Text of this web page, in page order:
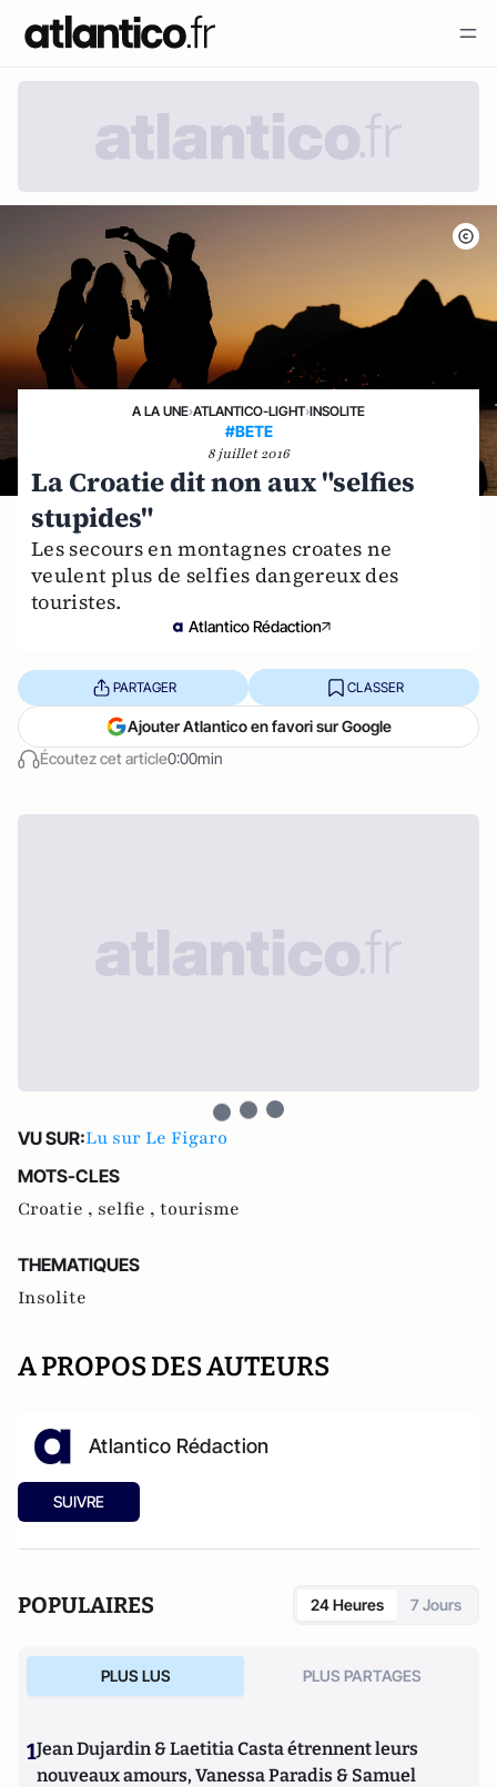
A LA UNE›ATLANTICO-LIGHT›INSOLITE
#BETE
8 juillet 2016
La Croatie dit non aux "selfies
stupides"
Les secours en montagnes croates ne
veulent plus de selfies dangereux des
touristes.
Atlantico Rédaction
Écoutez cet article0:00min
PARTAGER CLASSER
Ajouter Atlantico en favori sur Google
VU SUR:Lu sur Le Figaro
MOTS-CLES
Croatie , selfie , tourisme
THEMATIQUES
Insolite
A PROPOS DES AUTEURS
Atlantico Rédaction
SUIVRE
POPULAIRES 24 Heures 7 Jours
PLUS LUS PLUS PARTAGES
1Jean Dujardin & Laetitia Casta étrennent leurs
nouveaux amours, Vanessa Paradis & Samuel